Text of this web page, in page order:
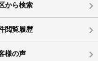
から検索
閲覧履歴
様の声